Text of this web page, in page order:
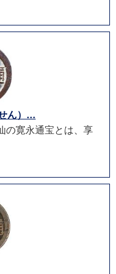
ん）...
の寛永通宝とは、享